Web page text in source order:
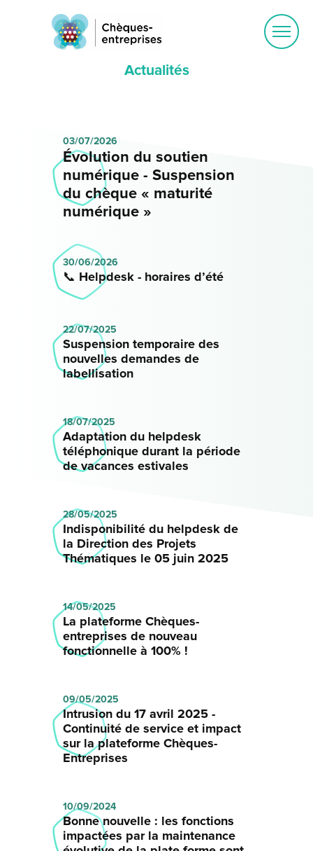
Actualités
03/07/2026
Évolution du soutien
numérique - Suspension
du chèque « maturité
numérique »
30/06/2026
📞 Helpdesk - horaires d’été
22/07/2025
Suspension temporaire des
nouvelles demandes de
labellisation
18/07/2025
Adaptation du helpdesk
téléphonique durant la période
de vacances estivales
28/05/2025
Indisponibilité du helpdesk de
la Direction des Projets
Thématiques le 05 juin 2025
14/05/2025
La plateforme Chèques-
entreprises de nouveau
fonctionnelle à 100% !
09/05/2025
Intrusion du 17 avril 2025 -
Continuité de service et impact
sur la plateforme Chèques-
Entreprises
10/09/2024
Bonne nouvelle : les fonctions
impactées par la maintenance
Ouvrir
le